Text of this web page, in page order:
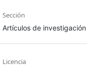
Sección
Artículos de investigación
Licencia